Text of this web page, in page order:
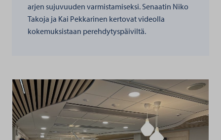
arjen sujuvuuden varmistamiseksi. Senaatin Niko
Takoja ja Kai Pekkarinen kertovat videolla
kokemuksistaan perehdytyspäiviltä.